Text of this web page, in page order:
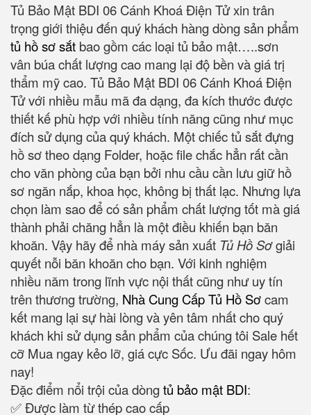
Tủ Bảo Mật BDI 06 Cánh Khoá Điện Tử xin trân
trọng giới thiệu đến quý khách hàng dòng sản phẩm
tủ hồ sơ sắt bao gồm các loại tủ bảo mật…..sơn
vân búa chất lượng cao mang lại độ bền và giá trị
thẩm mỹ cao. Tủ Bảo Mật BDI 06 Cánh Khoá Điện
Tử với nhiều mẫu mã đa dạng, đa kích thước được
thiết kế phù hợp với nhiều tính năng cũng như mục
đích sử dụng của quý khách. Một chiếc tủ sắt đựng
hồ sơ theo dạng Folder, hoặc file chắc hẳn rất cần
cho văn phòng của bạn bởi nhu cầu cần lưu giữ hồ
sơ ngăn nắp, khoa học, không bị thất lạc. Nhưng lựa
chọn làm sao để có sản phẩm chất lượng tốt mà giá
thành phải chăng hẳn là một điều khiến bạn băn
khoăn. Vậy hãy để nhà máy sản xuất Tủ Hồ Sơgiải
quyết nỗi băn khoăn cho bạn. Với kinh nghiệm
nhiều năm trong lĩnh vực nội thất cũng như uy tín
trên thương trường, Nhà Cung Cấp Tủ Hồ Sơcam
kết mang lại sự hài lòng và yên tâm nhất cho quý
khách khi sử dụng sản phẩm của chúng tôi Sale hết
cỡ Mua ngay kẻo lỡ‎, giá cực Sốc. Ưu đãi ngay hôm
nay!
Đặc điểm nổi trội của dòngtủ bảo mật BDI:
✅ Được làm từ thép cao cấp